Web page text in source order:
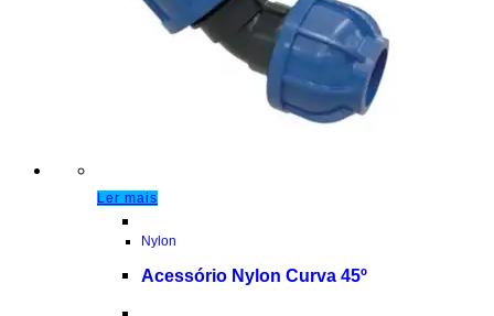
Ler mais
Nylon
Acessório Nylon Curva 45º